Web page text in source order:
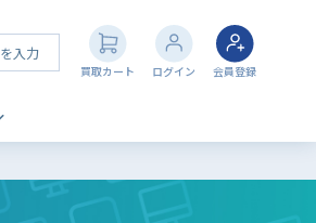
買取カート ログイン 会員登録